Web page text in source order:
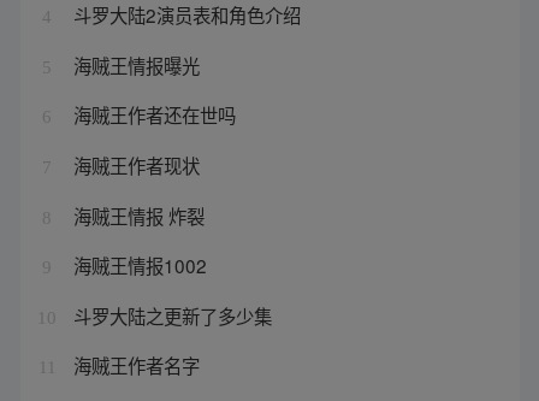
4 斗罗大陆2演员表和角色介绍
5 海贼王情报曝光
6 海贼王作者还在世吗
7 海贼王作者现状
8 海贼王情报 炸裂
9 海贼王情报1002
10 斗罗大陆之更新了多少集
海贼王作者名字